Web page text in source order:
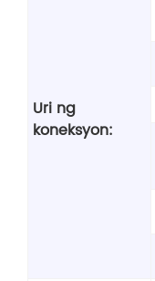
Uri ng
koneksyon: